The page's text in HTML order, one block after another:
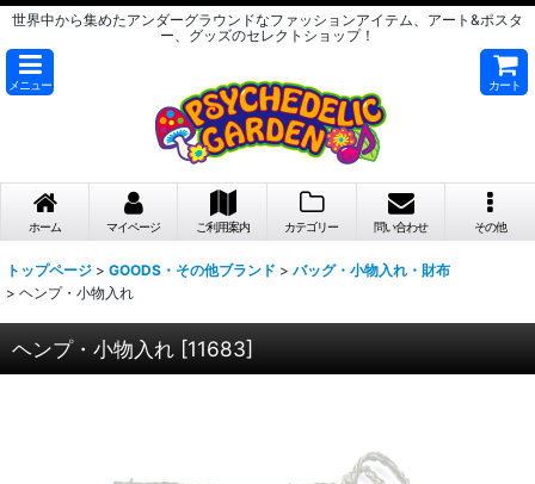
世界中から集めたアンダーグラウンドなファッションアイテム、アート&ポスタ
ー、グッズのセレクトショップ！
メニュー カート
ホーム マイページ ご利用案内 カテゴリー 問い合わせ その他
トップページ > GOODS・その他ブランド > バッグ・小物入れ・財布
> ヘンプ・小物入れ
ヘンプ・小物入れ [11683]